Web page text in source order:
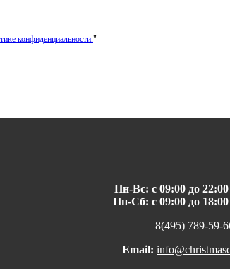
конфиденциальности."
Пн-Вс: с 09:00 до
Пн-Сб: с 09:00 до
8(495) 789-59-
Email: